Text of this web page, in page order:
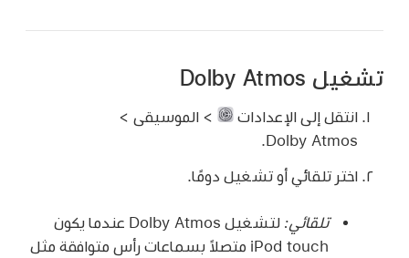
تشغيل Dolby Atmos
انتقل إلى الإعدادات
> الموسيقى >
Dolby Atmos.
اختر تلقائي أو تشغيل دومًا.
تلقائي:
لتشغيل Dolby Atmos عندما يكون
iPod touch متصلاً بسماعات رأس متوافقة مثل